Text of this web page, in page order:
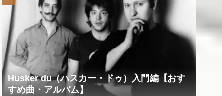
Husker du（ハスカー・ドゥ）入門編【おす
すめ曲・アルバム】